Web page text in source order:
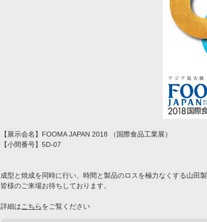
【展示会名】FOOMA JAPAN 2018 （国際食品工業展）
【小間番号】5D-07
成型と焼成を同時に行い、時間と製品のロスを極力なくする山田
皆様のご来場お待ちしております。
詳細はこちらをご覧ください